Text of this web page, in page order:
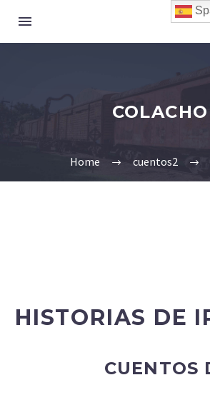
COLACHO
Home cuentos2
HISTORIAS DE
CUENTOS